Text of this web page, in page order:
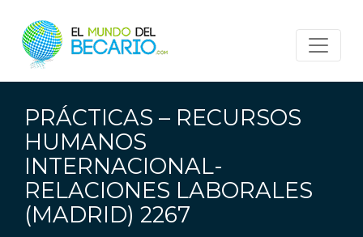
PRÁCTICAS – RECURSOS
HUMANOS
INTERNACIONAL-
RELACIONES LABORALES
(MADRID) 2267